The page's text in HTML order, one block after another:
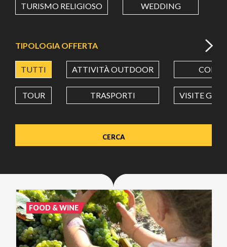
Value in decimal degrees. Use dot (.) as decimal separator.
TURISMO RELIGIOSO WEDDING
TIPOLOGIA OFFERTA
TUTTI ATTIVITÀ OUTDOOR CORSI
TOUR TRASPORTI VISITE
FOOD & WINE